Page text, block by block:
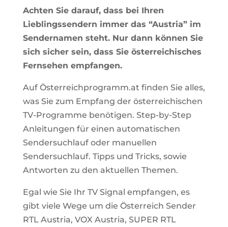
Achten Sie darauf, dass bei Ihren
Lieblingssendern immer das “Austria” im
Sendernamen steht. Nur dann können Sie
sich sicher sein, dass Sie österreichisches
Fernsehen empfangen.
Auf Österreichprogramm.at finden Sie alles,
was Sie zum Empfang der österreichischen
TV-Programme benötigen. Step-by-Step
Anleitungen für einen automatischen
Sendersuchlauf oder manuellen
Sendersuchlauf. Tipps und Tricks, sowie
Antworten zu den aktuellen Themen.
Egal wie Sie Ihr TV Signal empfangen, es
gibt viele Wege um die Österreich Sender
RTL Austria, VOX Austria, SUPER RTL